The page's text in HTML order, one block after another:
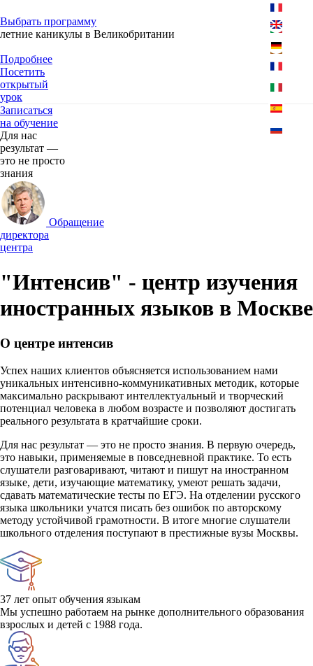
Выбрать программу
летние каникулы в Великобритании
Подробнее
Посетить
открытый
урок
Записаться
на обучение
Для нас
результат —
это не просто
знания
Обращение
директора
центра
"Интенсив" - центр изучения
иностранных языков в Москве
О центре интенсив
Успех наших клиентов объясняется использованием нами
уникальных интенсивно-коммуникативных методик, которые
максимально раскрывают интеллектуальный и творческий
потенциал человека в любом возрасте и позволяют достигать
реального результата в кратчайшие сроки.
Для нас результат — это не просто знания. В первую очередь,
это навыки, применяемые в повседневной практике. То есть
слушатели разговаривают, читают и пишут на иностранном
языке, дети, изучающие математику, умеют решать задачи,
сдавать математические тесты по ЕГЭ. На отделении русского
языка школьники учатся писать без ошибок по авторскому
методу устойчивой грамотности. В итоге многие слушатели
школьного отделения поступают в престижные вузы Москвы.
37 лет опыт обучения языкам
Мы успешно работаем на рынке дополнительного образования
взрослых и детей с 1988 года.